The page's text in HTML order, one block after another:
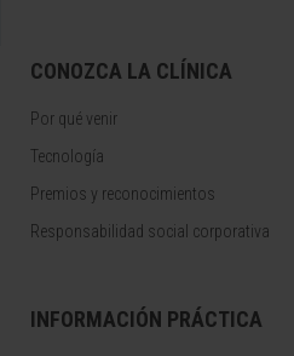
CONOZCA LA CLÍNICA
Por qué venir
Tecnología
Premios y reconocimientos
Responsabilidad social corporativa
INFORMACIÓN PRÁCTICA